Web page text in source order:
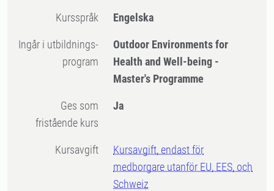
Kursspråk Engelska
Ingår i utbildnings-
program
Outdoor Environments for
Health and Well-being -
Master's Programme
Ges som
fristående kurs
Ja
Kursavgift
Kursavgift, endast för
medborgare utanför EU, EES, och
Schweiz